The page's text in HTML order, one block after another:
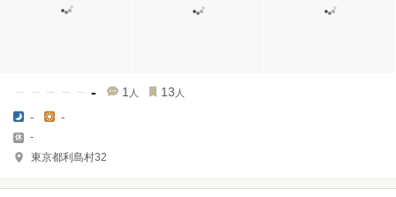
- 1 人 13 人
- -
-
東京都利島村32